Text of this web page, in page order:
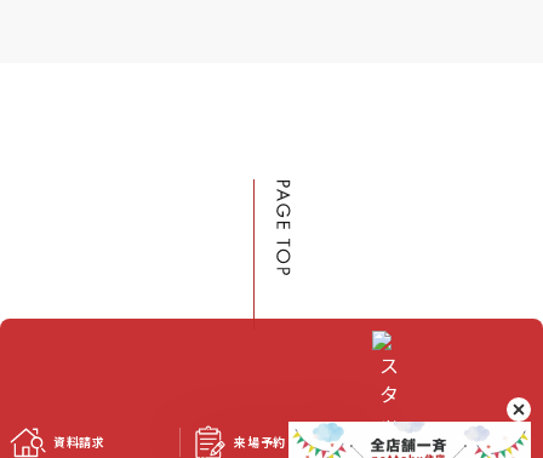
資料請求 来場予約 スタッフブログ